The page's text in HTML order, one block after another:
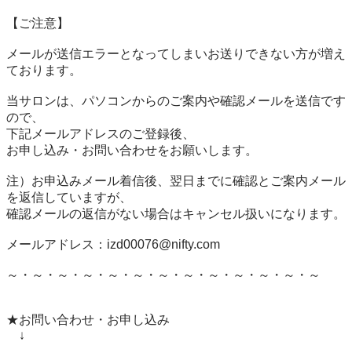
【ご注意】
メールが送信エラーとなってしまいお送りできない方が増え
ております。
当サロンは、パソコンからのご案内や確認メールを送信です
ので、
下記メールアドレスのご登録後、
お申し込み・お問い合わせをお願いします。
注）お申込みメール着信後、翌日までに確認とご案内メール
を返信していますが、
確認メールの返信がない場合はキャンセル扱いになります。
メールアドレス：izd00076@nifty.com
～・～・～・～・～・～・～・～・～・～・～・～・～
★お問い合わせ・お申し込み